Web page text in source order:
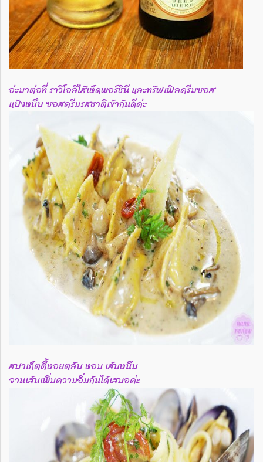
อ่ะมาต่อที่ ราวิโอลีไสัเห็ดพอร์ชินี และทรัฟเฟิลครีมซอส
แป้งหนึบ ซอสครีมรสชาติเข้ากันดีค่ะ
สปาเก็ตตี้หอยตลับ หอม เส้นหนึบ
จานเส้นเพิ่มความอิ่มกันได้เสมอค่ะ